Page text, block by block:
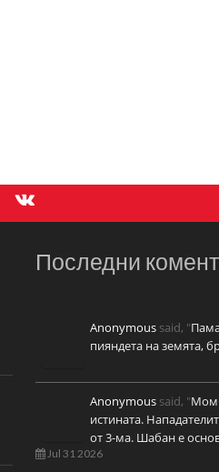
Последни
Anonymous said, "
пияндета на земята,
Anonymous said, "
истината.
от 3-ма. Шабан е
Jul 31 2026